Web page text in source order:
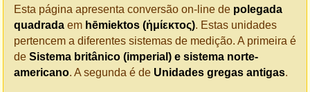
Esta página apresenta conversão on-line de polegada
quadrada em hēmiektos (ἡμίεκτος). Estas unidades
pertencem a diferentes sistemas de medição. A primeira é
de Sistema britânico (imperial) e sistema norte-
americano. A segunda é de Unidades gregas antigas.